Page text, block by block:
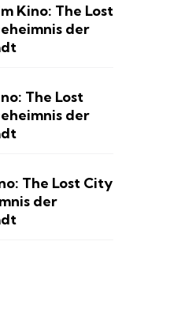
Kino: The Lost
der
The Lost
der
The Lost City
der